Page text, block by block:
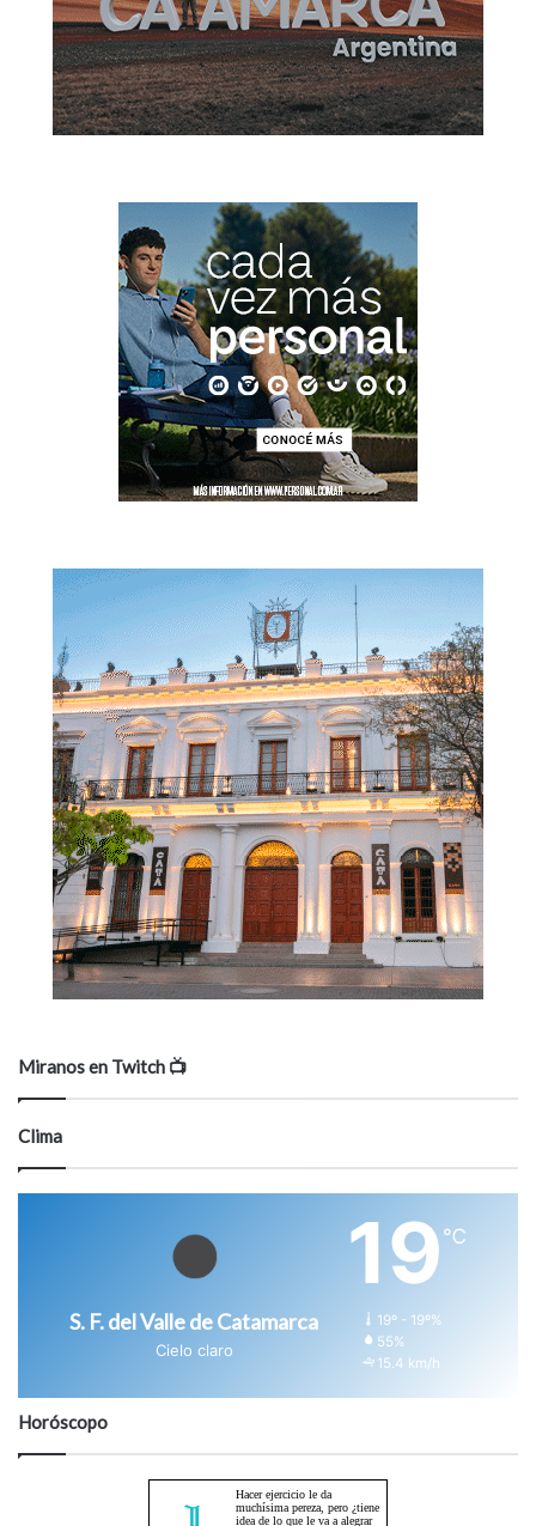
Miranos en Twitch 📺
Clima
S. F. del Valle de Catamarca
Cielo claro
19 ℃
19º - 19º%
55%
15.4 km/h
Horóscopo